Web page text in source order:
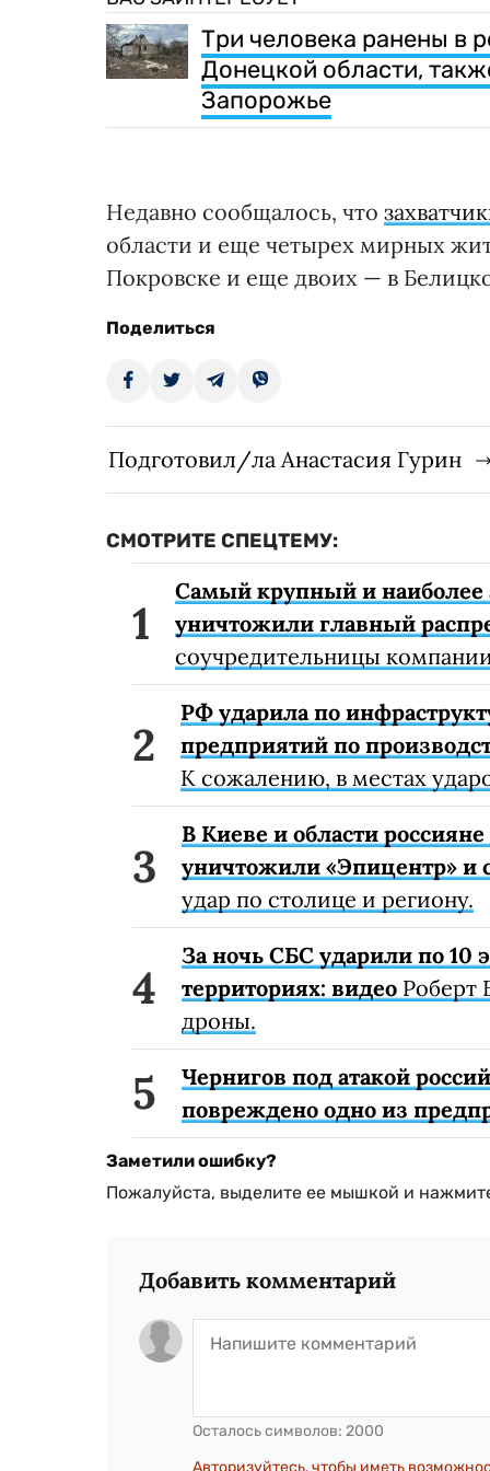
Три человека ранены в
Донецкой области,
Запорожье
Недавно сообщалось, что
области и еще четырех мирных
Покровске и еще двоих — в
Поделиться
Подготовил/ла Анастасия Гурин
СМОТРИТЕ СПЕЦТЕМУ:
Самый крупный и наиболее
уничтожили главный
соучредительницы
РФ ударила по
предприятий по
К сожалению, в местах
В Киеве и области
уничтожили «Эпицентр» и
удар по столице и региону.
За ночь СБС ударили по 10
территориях: видео Роберт
дроны.
Чернигов под атакой
повреждено одно из
Заметили ошибку?
Пожалуйста, выделите ее мышкой и
Добавить комментарий
Осталось символов: 2000